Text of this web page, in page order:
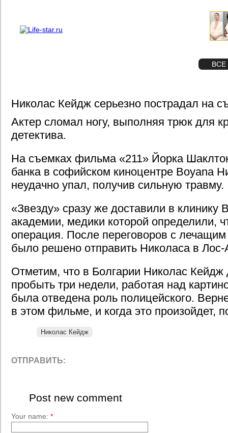
ВСЕ
Николас Кейдж серьезно пострадал на
Актер сломал ногу, выполняя трюк для
детектива.
На съемках фильма «211» Йорка
банка в софийском киноцентре Boyana
неудачно упал, получив сильную травму.
«Звезду» сразу же доставили в клинику
академии, медики которой определили,
операция. После переговоров с
было решено отправить Николаса в
Отметим, что в Болгарии Николас
пробыть три недели, работая над
была отведена роль полицейского.
в этом фильме, и когда это произойдет,
Николас Кейдж
ОТПРАВИТЬ:
Post new comment
Your name: *